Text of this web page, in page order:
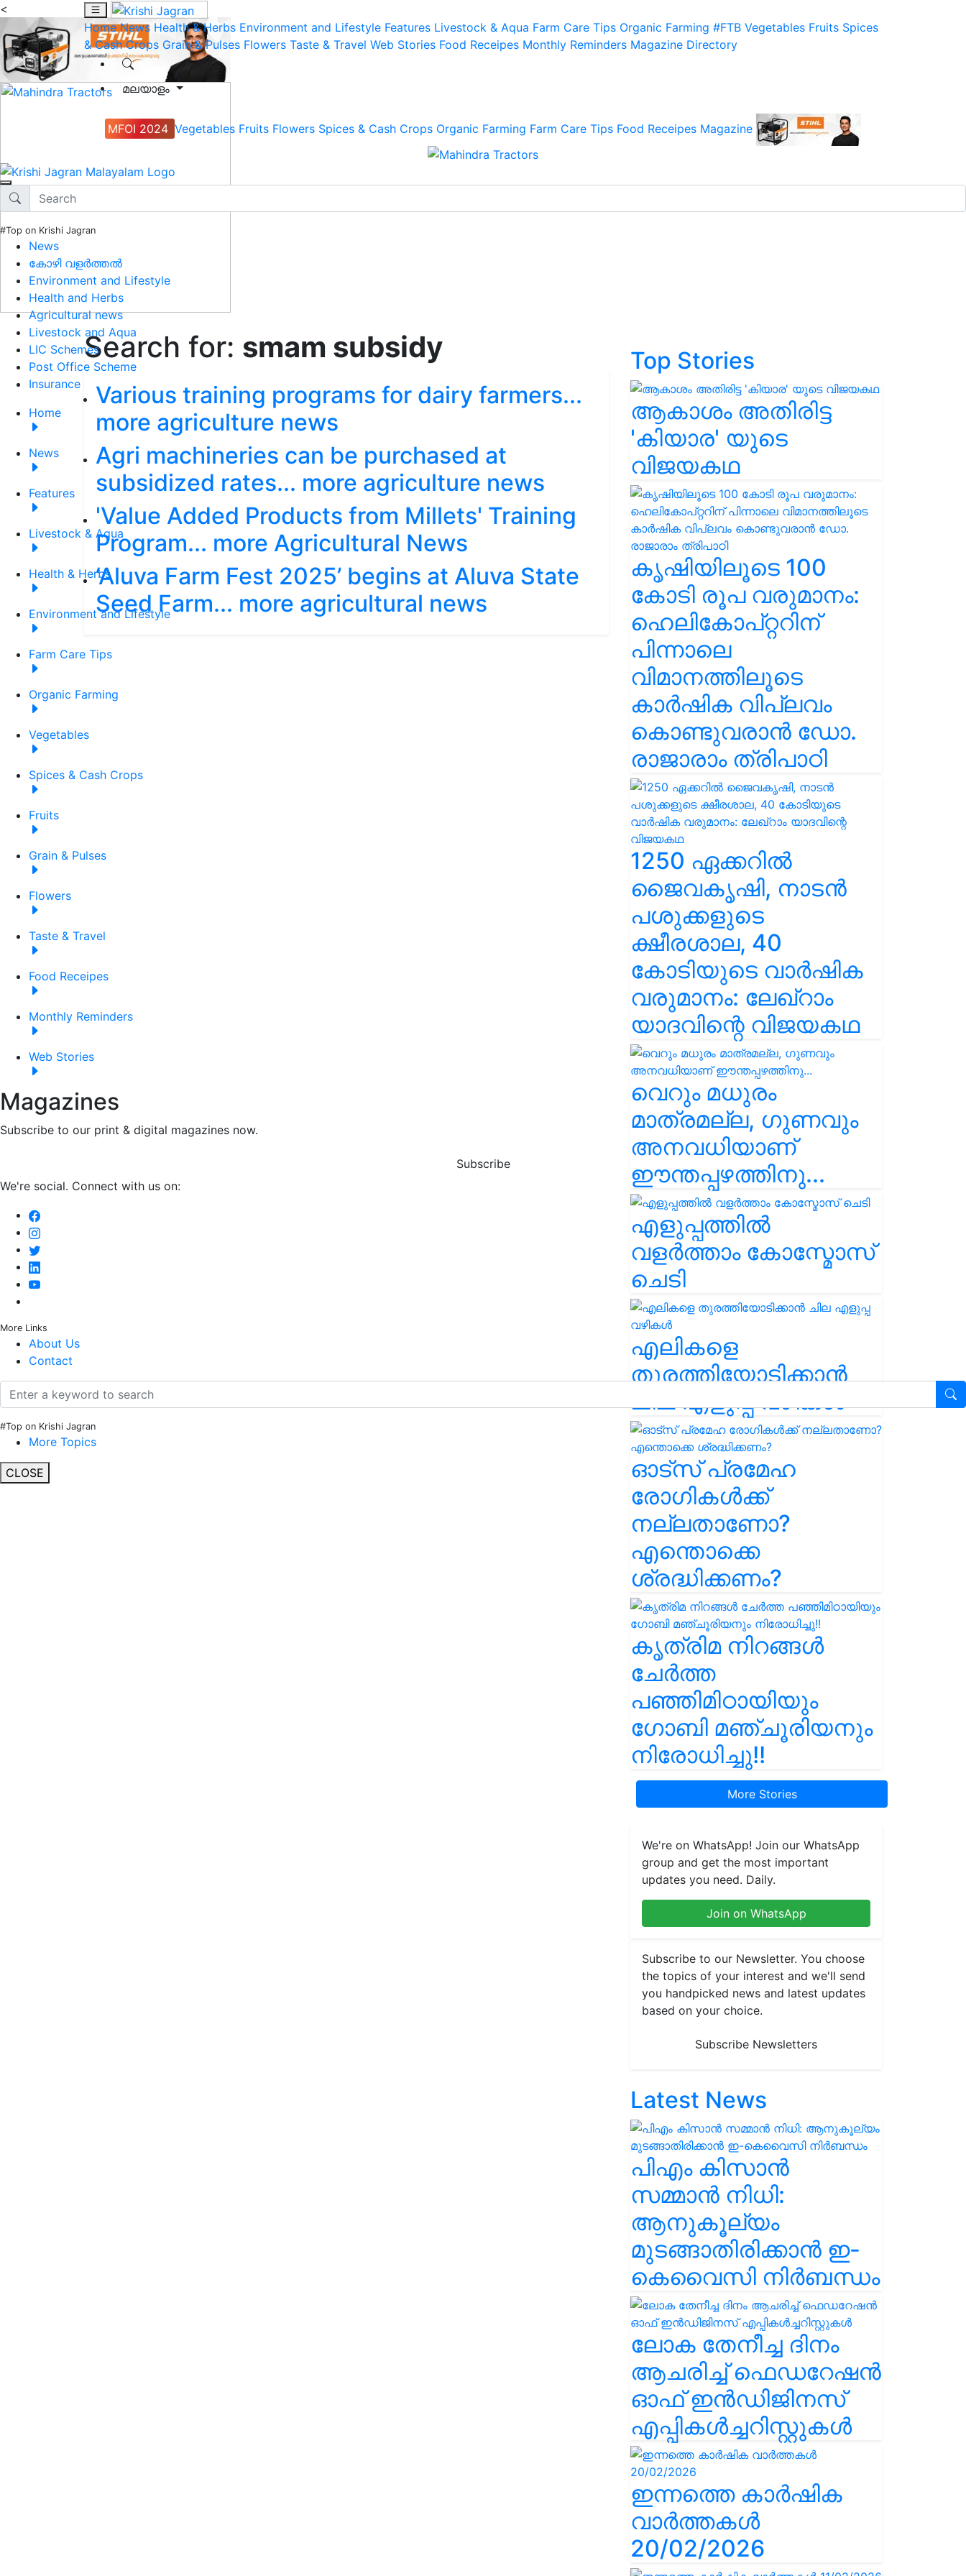
<
Home News Health & Herbs Environment and Lifestyle Features Livestock & Aqua Farm Care Tips Organic Farming #FTB Vegetables Fruits Spices
& Cash Crops Grain & Pulses Flowers Taste & Travel Web Stories Food Receipes Monthly Reminders Magazine Directory
മലയാളം
MFOI 2024 Vegetables Fruits Flowers Spices & Cash Crops Organic Farming Farm Care Tips Food Receipes Magazine
#Top on Krishi Jagran
News
കോഴി വളർത്തൽ
Environment and Lifestyle
Health and Herbs
Agricultural news
Livestock and Aqua
LIC Schemes
Post Office Scheme
Insurance
Home
News
Features
Livestock & Aqua
Health & Herbs
Environment and Lifestyle
Farm Care Tips
Organic Farming
Vegetables
Spices & Cash Crops
Fruits
Grain & Pulses
Flowers
Taste & Travel
Food Receipes
Monthly Reminders
Web Stories
Magazines
Subscribe to our print & digital magazines now.
Subscribe
We're social. Connect with us on:
More Links
About Us
Contact
#Top on Krishi Jagran
More Topics
CLOSE
Search for: smam subsidy
Various training programs for dairy farmers...
more agriculture news
Agri machineries can be purchased at
subsidized rates... more agriculture news
'Value Added Products from Millets' Training
Program... more Agricultural News
‘Aluva Farm Fest 2025’ begins at Aluva State
Seed Farm... more agricultural news
Top Stories
ആകാശം അതിരിട്ട
'കിയാര' യുടെ
വിജയകഥ
കൃഷിയിലൂടെ 100
കോടി രൂപ വരുമാനം:
ഹെലികോപ്റ്ററിന്
പിന്നാലെ
വിമാനത്തിലൂടെ
കാർഷിക വിപ്ലവം
കൊണ്ടുവരാൻ ഡോ.
രാജാരാം ത്രിപാഠി
1250 ഏക്കറിൽ
ജൈവകൃഷി, നാടൻ
പശുക്കളുടെ
ക്ഷീരശാല, 40
കോടിയുടെ വാർഷിക
വരുമാനം: ലേഖ്‌റാം
യാദവിന്റെ വിജയകഥ
വെറും മധുരം
മാത്രമല്ല, ഗുണവും
അനവധിയാണ്
ഈന്തപ്പഴത്തിനു...
എളുപ്പത്തിൽ
വളർത്താം കോസ്മോസ്
ചെടി
എലികളെ
തുരത്തിയോടിക്കാൻ
ചില എളുപ്പ വഴികൾ
ഓട്സ് പ്രമേഹ
രോഗികൾക്ക്
നല്ലതാണോ?
എന്തൊക്കെ
ശ്രദ്ധിക്കണം?
കൃത്രിമ നിറങ്ങൾ
ചേർത്ത
പഞ്ഞിമിഠായിയും
ഗോബി മഞ്ചൂരിയനും
നിരോധിച്ചു!!
More Stories
We're on WhatsApp! Join our WhatsApp
group and get the most important
updates you need. Daily.
Join on WhatsApp
Subscribe to our Newsletter. You choose
the topics of your interest and we'll send
you handpicked news and latest updates
based on your choice.
Subscribe Newsletters
Latest News
പിഎം കിസാൻ
സമ്മാൻ നിധി:
ആനുകൂല്യം
മുടങ്ങാതിരിക്കാൻ ഇ-
കെവൈസി നിർബന്ധം
ലോക തേനീച്ച ദിനം
ആചരിച്ച് ഫെഡറേഷൻ
ഓഫ് ഇൻഡിജിനസ്
എപ്പികൾച്ചറിസ്റ്റുകൾ
ഇന്നത്തെ കാർഷിക
വാർത്തകൾ
20/02/2026